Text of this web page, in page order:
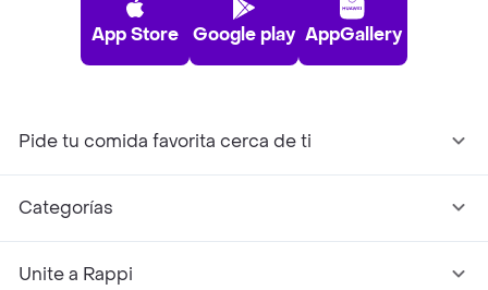
App Store Google play AppGallery
Pide tu comida favorita cerca de ti
Categorías
Unite a Rappi